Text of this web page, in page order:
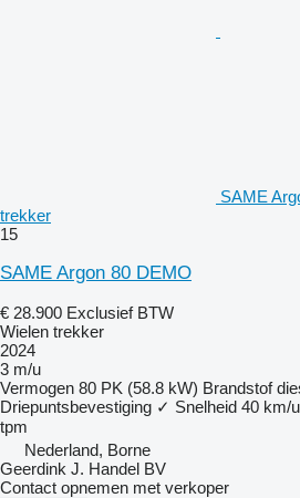
SAME
trekker
15
SAME Argon 80 DEMO
€ 28.900 Exclusief BTW
Wielen trekker
2024
3 m/u
Vermogen 80 PK (58.8 kW) Brandstof
Driepuntsbevestiging ✓ Snelheid 40 km/u
tpm
Nederland, Borne
Geerdink J. Handel BV
Contact opnemen met verkoper